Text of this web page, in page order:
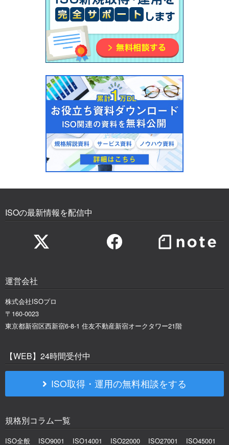
ISOの最新情報を配信中
運営会社
株式会社ISOプロ
〒160-0023
東京都新宿区西新宿6-8-1 住友不動産新宿オークタワー21階
【WEB】24時間受付中
ISO取得・運用の無料相談をする
規格別コラム一覧
ISO全般 ISO9001 ISO14001 ISO22000 ISO27001 ISO45001